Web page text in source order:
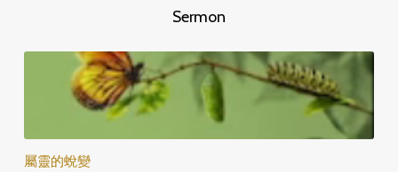
Sermon
屬靈的蛻變